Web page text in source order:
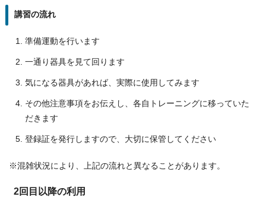
講習の流れ
準備運動を行います
一通り器具を見て回ります
気になる器具があれば、実際に使用してみます
その他注意事項をお伝えし、各自トレーニングに移っていた
だきます
登録証を発行しますので、大切に保管してください
※混雑状況により、上記の流れと異なることがあります。
2回目以降の利用